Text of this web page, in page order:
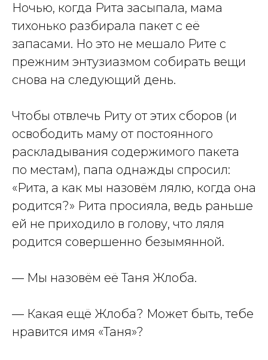
Ночью, когда Рита засыпала, мама
тихонько разбирала пакет с её
запасами. Но это не мешало Рите с
прежним энтузиазмом собирать вещи
снова на следующий день.
Чтобы отвлечь Риту от этих сборов (и
освободить маму от постоянного
раскладывания содержимого пакета
по местам), папа однажды спросил:
«Рита, а как мы назовём лялю, когда она
родится?» Рита просияла, ведь раньше
ей не приходило в голову, что ляля
родится совершенно безымянной.
— Мы назовём её Таня Жлоба.
— Какая ещё Жлоба? Может быть, тебе
нравится имя «Таня»?